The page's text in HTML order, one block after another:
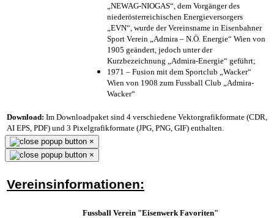
„NEWAG-NIOGAS“, dem Vorgänger des
niederösterreichischen Energieversorgers
„EVN“, wurde der Vereinsname in Eisenbahner
Sport Verein „Admira – N.Ö. Energie“ Wien von
1905 geändert, jedoch unter der
Kurzbezeichnung „Admira-Energie“ geführt;
1971 – Fusion mit dem Sportclub „Wacker“
Wien von 1908 zum Fussball Club „Admira-
Wacker“
Download: Im Downloadpaket sind 4 verschiedene Vektorgrafikformate (CDR,
AI EPS, PDF) und 3 Pixelgrafikformate (JPG, PNG, GIF) enthalten.
×
×
Vereinsinformationen:
Fussball Verein "Eisenwerk Favoriten"